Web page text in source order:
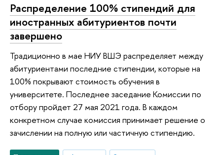
Распределение 100% стипендий для
иностранных абитуриентов почти
завершено
Традиционно в мае НИУ ВШЭ распределяет между
абитуриентами последние стипендии, которые на
100% покрывают стоимость обучения в
университете. Последнее заседание Комиссии по
отбору пройдет 27 мая 2021 года. В каждом
конкретном случае комиссия принимает решение о
зачислении на полную или частичную стипендию.